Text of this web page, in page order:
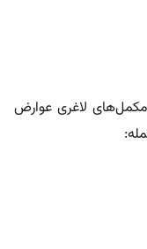
لاغری عوارض